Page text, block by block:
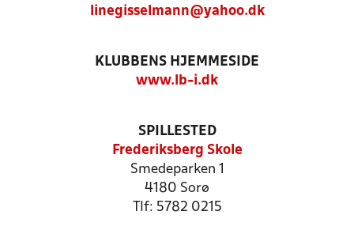
linegisselmann@yahoo.dk
KLUBBENS HJEMMESIDE
www.lb-i.dk
SPILLESTED
Frederiksberg Skole
Smedeparken 1
4180 Sorø
Tlf: 5782 0215